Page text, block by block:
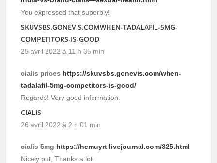
You expressed that superbly!
SKUVSBS.GONEVIS.COMWHEN-TADALAFIL-5MG-
COMPETITORS-IS-GOOD
25 avril 2022 à 11 h 35 min
cialis prices https://skuvsbs.gonevis.com/when-
tadalafil-5mg-competitors-is-good/
Regards! Very good information.
CIALIS
26 avril 2022 à 2 h 01 min
cialis 5mg https://hemuyrt.livejournal.com/325.html
Nicely put, Thanks a lot.